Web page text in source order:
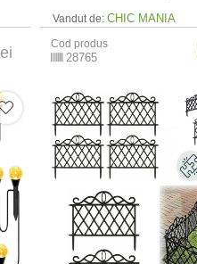
lei
Vandut de: CHIC MANIA
Cod produs
28765